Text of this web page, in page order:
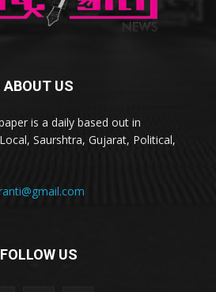
ABOUT US
is a daily based out in
Saurshtra, Gujarat, Political,
FOLLOW US